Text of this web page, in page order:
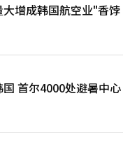
增成韩国航空业"香饽
首尔4000处避暑中心